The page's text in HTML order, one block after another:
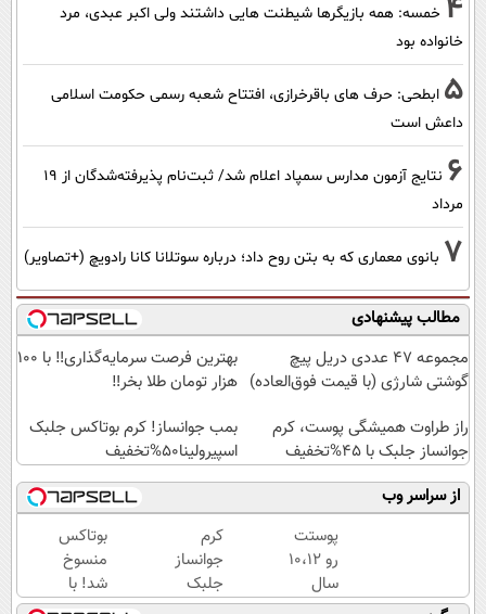
خمسه: همه بازیگرها شیطنت هایی داشتند ولی اکبر عبدی، مرد
خانواده بود
5 ابطحی: حرف های باقرخرازی، افتتاح شعبه رسمی حکومت اسلامی
داعش است
6
نتایج آزمون مدارس سمپاد اعلام شد/ ثبت‌نام پذیرفته‌شدگان از ۱۹
مرداد
7 بانوی معماری که به بتن روح داد؛ درباره سوتلانا کانا رادویچ (+تصاویر)
مطالب پیشنهادی
مجموعه 47 عددی دریل پیچ
گوشتی شارژی‌ (با قیمت فوق‌العاده)
بهترین فرصت سرمایه‌گذاری‼️ با 100
هزار تومان طلا بخر‼️
راز طراوت همیشگی پوست، کرم
جوانساز جلبک با 45%تخفیف
بمب جوانساز! کرم بوتاکس جلبک
اسپیرولینا50%تخفیف
از سراسر وب
پوستت
رو 10،12
سال
جوان
کرم
جوانساز
جلبک
اسپیرولینا
بوتاکس
منسوخ
شد! با
کرم